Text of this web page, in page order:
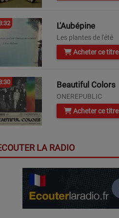
L'Aubépine
Les plantes de l'été
Acheter ce titre
Beautiful Colors
ONEREPUBLIC
Acheter ce titre
LA RADIO